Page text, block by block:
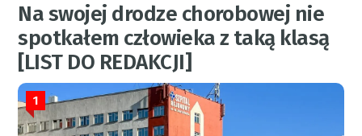
Na swojej drodze chorobowej nie
spotkałem człowieka z taką klasą
[LIST DO REDAKCJI]
1